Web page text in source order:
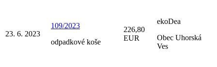
23. 6. 2023
109/2023
odpadkové koše
226,80
EUR
ekoDea
Obec Uhorská
Ves